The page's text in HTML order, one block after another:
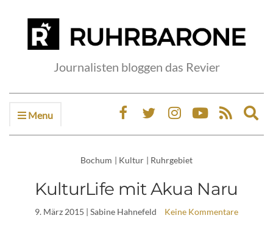
Journalisten bloggen das Revier
Menu
Bochum | Kultur | Ruhrgebiet
KulturLife mit Akua Naru
9. März 2015 | Sabine Hahnefeld Keine Kommentare